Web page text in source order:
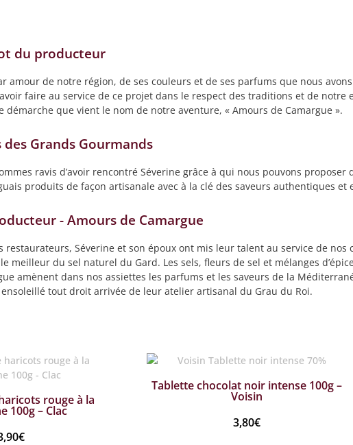
du producteur
amour de notre région, de ses couleurs et de ses parfums que nous
faire au service de ce projet dans le respect des traditions et de notre
démarche que vient le nom de notre aventure, « Amours de Camargue ».
des Grands Gourmands
ravis d’avoir rencontré Séverine grâce à qui nous pouvons proposer
produits de façon artisanale avec à la clé des saveurs authentiques et
- Amours de Camargue
restaurateurs, Séverine et son époux ont mis leur talent au service de nos
meilleur du sel naturel du Gard. Les sels, fleurs de sel et mélanges
amènent dans nos assiettes les parfums et les saveurs de la
ensoleillé tout droit arrivée de leur atelier artisanal du Grau du Roi.
rouge à la
100g – Clac
€
Tablette chocolat noir intense 100g –
Voisin
3,80€